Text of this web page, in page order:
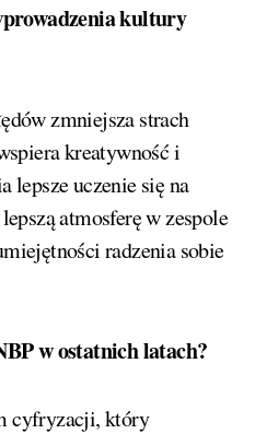
kultury
zmniejsza strach
kreatywność i
lepsze uczenie się na
atmosferę w zespole
radzenia sobie
w ostatnich latach?
cyfryzacji, który